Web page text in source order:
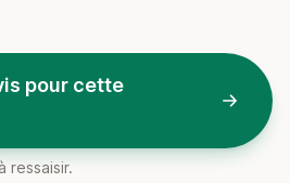
pour cette
ressaisir.